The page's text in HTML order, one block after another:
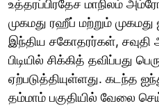
உத்தரப்பிரதேச மாநிலம்
முகமது ரஹீப் மற்றும்
இந்திய சகோதரர்கள், சவுதி
பிடியில் சிக்கித் தவிப்பது
ஏற்படுத்தியுள்ளது. கடந்த
தம்மாம் பகுதியில் வேலை